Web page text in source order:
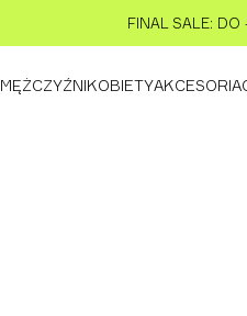
FINAL SALE:
MĘŻCZYŹNIKOBIETYAKCESORIA